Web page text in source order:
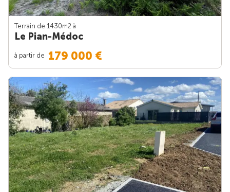
Terrain de 1430m2 à
Le Pian-Médoc
à partir de 179 000 €